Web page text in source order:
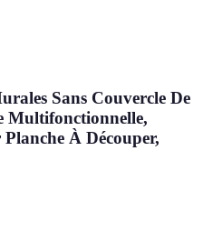
Sans Couvercle De
Multifonctionnelle,
À Découper,